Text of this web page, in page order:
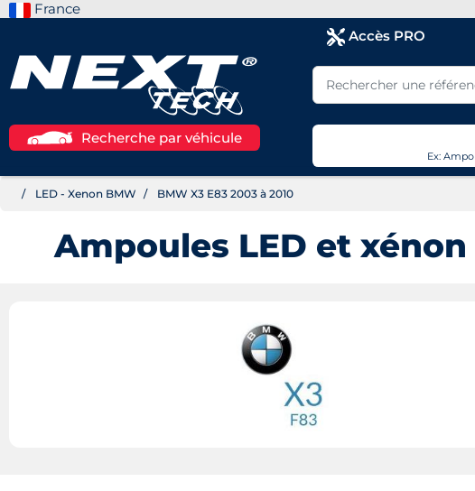
France
Accès PRO
Recherche par véhicule
Ex:
LED - Xenon BMW BMW X3 E83 2003 à 2010
Ampoules LED et